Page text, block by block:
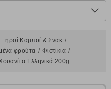
Ξηροί Καρποί & Σνακ
φρούτα
Φιστίκια
Ελληνικά 200g